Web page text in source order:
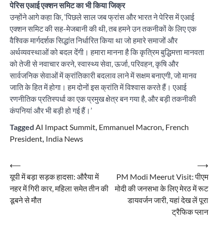
पेरिस एआई एक्शन समिट का भी किया जिक्र
उन्होंने आगे कहा कि, ‘पिछले साल जब फ्रांस और भारत ने पेरिस में एआई
एक्शन समिट की सह-मेजबानी की थी, तब हमने उन तकनीकों के लिए एक
वैश्विक मार्गदर्शक सिद्धांत निर्धारित किया था जो हमारे समाजों और
अर्थव्यवस्थाओं को बदल देंगी। हमारा मानना है कि कृत्रिम बुद्धिमत्ता मानवता
को तेजी से नवाचार करने, स्वास्थ्य सेवा, ऊर्जा, परिवहन, कृषि और
सार्वजनिक सेवाओं में क्रांतिकारी बदलाव लाने में सक्षम बनाएगी, जो मानव
जाति के हित में होगा। हम दोनों इस क्रांति में विश्वास करते हैं। एआई
रणनीतिक प्रतिस्पर्धा का एक प्रमुख क्षेत्र बन गया है, और बड़ी तकनीकी
कंपनियां और भी बड़ी हो गई हैं।’
Tagged AI Impact Summit, Emmanuel Macron, French
President, India News
Post
navigation
⟵
यूपी में बड़ा सड़क हादसा: औरैया में
नहर में गिरी कार, महिला समेत तीन की
डूबने से मौत
PM Modi Meerut Visit: पीएम
मोदी की जनसभा के लिए मेरठ में रूट
डायवर्जन जारी, यहां देख लें पूरा
ट्रैफिक प्लान
⟶